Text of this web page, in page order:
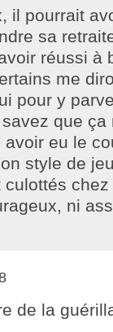
il pourrait
sa
réussi à
me
pour y
que ça
eu le
style de
ni
de la